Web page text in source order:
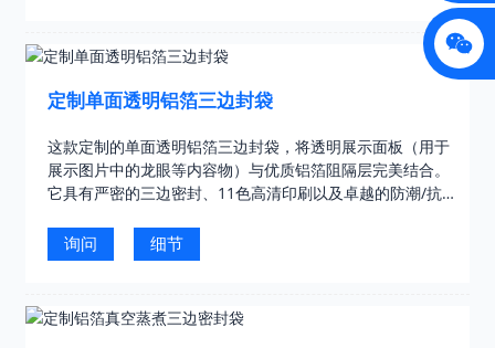
定制单面透明铝箔三边封袋
这款定制的单面透明铝箔三边封袋，将透明展示面板（用于
展示图片中的龙眼等内容物）与优质铝箔阻隔层完美结合。
它具有严密的三边密封、11色高清印刷以及卓越的防潮/抗氧
询问 细节